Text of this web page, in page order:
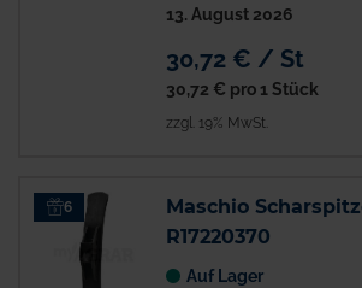
13. August 2026
30,72 € / St
30,72 € pro 1 Stück
zzgl. 19% MwSt.
6
Maschio
R17220370
Auf Lager